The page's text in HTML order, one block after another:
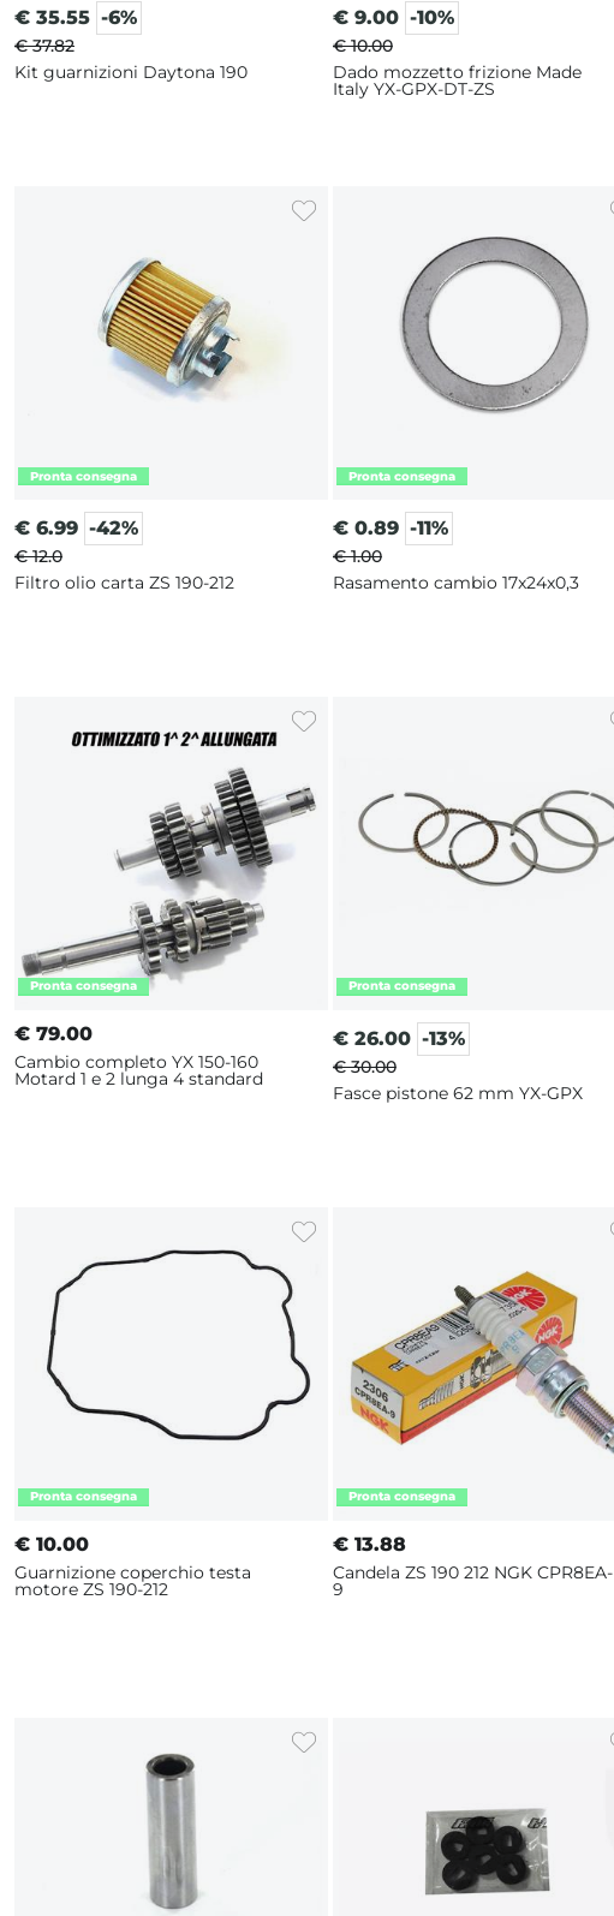
€ 35.55 -6%
€ 37.82
Kit guarnizioni Daytona 190
€ 9.00 -10%
€ 10.00
Dado mozzetto frizione Made
Italy YX-GPX-DT-ZS
€ 6.99 -42%
€ 12.0
Filtro olio carta ZS 190-212
€ 0.89 -11%
€ 1.00
Rasamento cambio 17x24x0,3
€ 79.00
Cambio completo YX 150-160
Motard 1 e 2 lunga 4 standard
€ 26.00 -13%
€ 30.00
Fasce pistone 62 mm YX-GPX
€ 10.00
Guarnizione coperchio testa
motore ZS 190-212
€ 13.88
Candela ZS 190 212 NGK CPR8EA-
9